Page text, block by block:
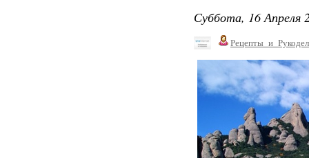
Суббота, 16 Апреля